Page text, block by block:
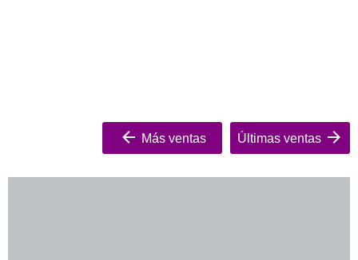
Más ventas Últimas ventas